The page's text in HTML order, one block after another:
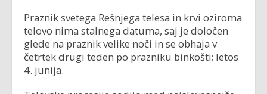
Praznik svetega Rešnjega telesa in krvi oziroma
telovo nima stalnega datuma, saj je določen
glede na praznik velike noči in se obhaja v
četrtek drugi teden po prazniku binkošti; letos
4. junija.